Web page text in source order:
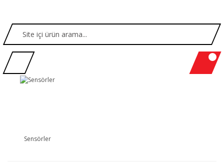
Sensörler